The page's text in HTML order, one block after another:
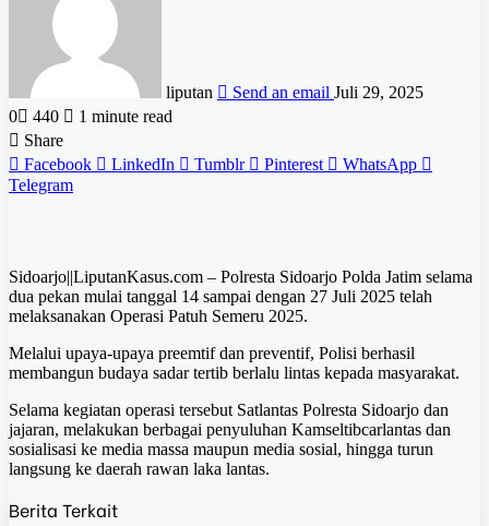
liputan Send an email Juli 29, 2025
0
440
1 minute read
Share
Facebook
LinkedIn Tumblr Pinterest
WhatsApp
Telegram
Sidoarjo||LiputanKasus.com – Polresta Sidoarjo Polda Jatim selama
dua pekan mulai tanggal 14 sampai dengan 27 Juli 2025 telah
melaksanakan Operasi Patuh Semeru 2025.
Melalui upaya-upaya preemtif dan preventif, Polisi berhasil
membangun budaya sadar tertib berlalu lintas kepada masyarakat.
Selama kegiatan operasi tersebut Satlantas Polresta Sidoarjo dan
jajaran, melakukan berbagai penyuluhan Kamseltibcarlantas dan
sosialisasi ke media massa maupun media sosial, hingga turun
langsung ke daerah rawan laka lantas.
Berita Terkait